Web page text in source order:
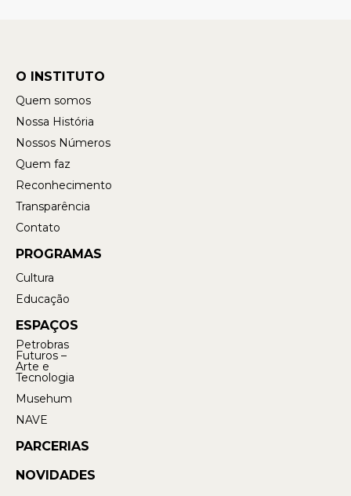
O INSTITUTO
Quem somos
Nossa História
Nossos Números
Quem faz
Reconhecimento
Transparência
Contato
PROGRAMAS
Cultura
Educação
ESPAÇOS
Petrobras
Futuros –
Arte e
Tecnologia
Musehum
NAVE
PARCERIAS
NOVIDADES